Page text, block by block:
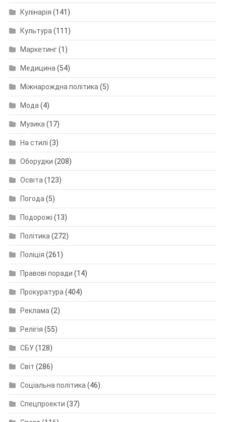
Кулінарія (141)
Культура (111)
Маркетинг(1)
Медицина (54)
Міжнарождна політика (5)
Мода (4)
Музика (17)
На стилі (3)
Оборудки (208)
Освіта (123)
Погода (5)
Подорожі (13)
Політика (272)
Поліція (261)
Правові поради (14)
Прокуратура (404)
Реклама (2)
Релігія (55)
СБУ(128)
Світ (286)
Соціальна політика (46)
Спецпроекти (37)